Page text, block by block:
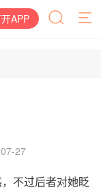
APP
27
不过后者对她眨